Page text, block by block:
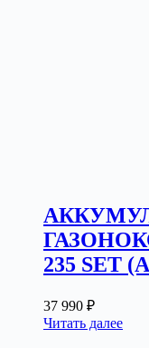
235 SET
37 990 ₽
Читать далее